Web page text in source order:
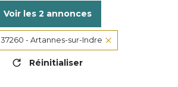
Voir les 2 annonces
37260 - Artannes-sur-Indre
Réinitialiser